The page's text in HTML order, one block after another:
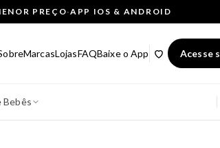
PREÇO·APP IOS & ANDROID
MarcasLojasFAQBaixe o App Acesse
Bebês